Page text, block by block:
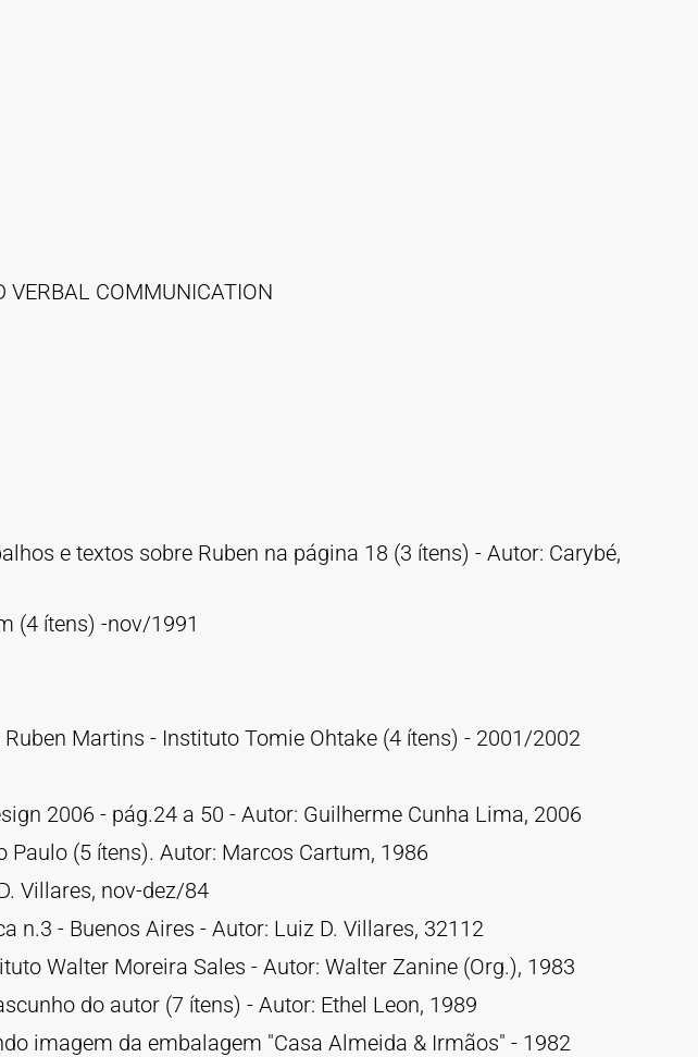
VERBAL COMMUNICATION
e textos sobre Ruben na página 18 (3 ítens) - Autor: Carybé,
(4 ítens) -nov/1991
Martins - Instituto Tomie Ohtake (4 ítens) - 2001/2002
2006 - pág.24 a 50 - Autor: Guilherme Cunha Lima, 2006
(5 ítens). Autor: Marcos Cartum, 1986
Villares, nov-dez/84
- Buenos Aires - Autor: Luiz D. Villares, 32112
Walter Moreira Sales - Autor: Walter Zanine (Org.), 1983
do autor (7 ítens) - Autor: Ethel Leon, 1989
imagem da embalagem "Casa Almeida & Irmãos" - 1982